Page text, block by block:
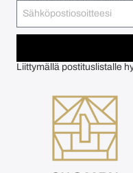
Liittymällä postituslistalle